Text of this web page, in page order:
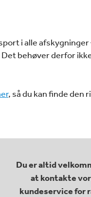
i alle afskygninger
behøver derfor
, så du kan finde den
Du er altid
at kontakte
kundeservice for